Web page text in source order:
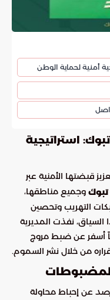
أمنية لحماية الوطن
استراتيجية
قبضتها الأمنية عبر
وجميع مناطقها،
التهريب وتحصين
نفذت المديرية
أسفر عن ضبط مروج
من خلال نشر السموم.
عن إحباط محاولة